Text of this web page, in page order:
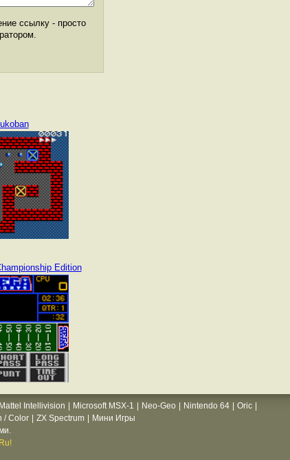
ссылку - просто
Edition
Mattel Intellivision Microsoft MSX-1 Neo-Geo Nintendo 64 Oric
/ Color ZX Spectrum
Мини Игры